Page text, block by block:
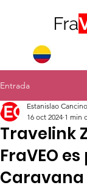
Entrada
Travelink
FraVEO
Estanislao Cancino
16 oct 2024 1 min